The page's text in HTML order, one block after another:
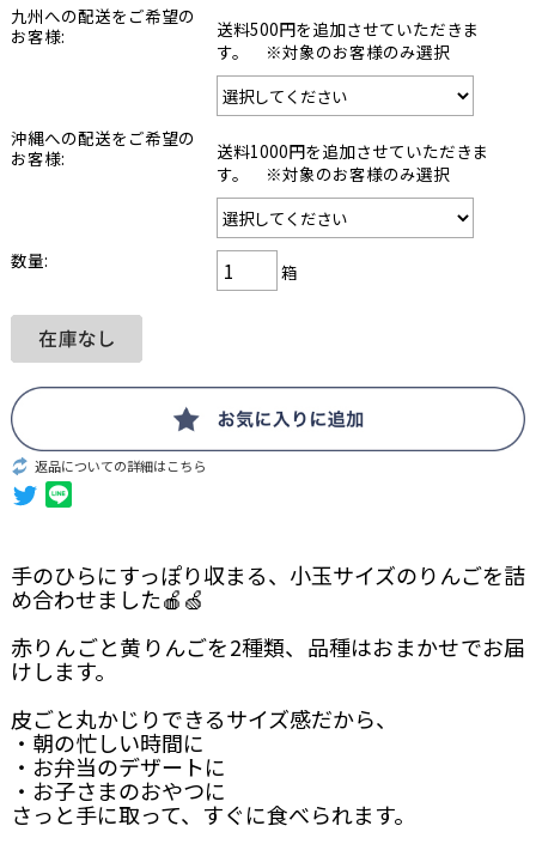
九州への配送をご希望の
お客様:
送料500円を追加させていただきま
す。 ※対象のお客様のみ選択
沖縄への配送をご希望の
お客様:
送料1000円を追加させていただきま
す。 ※対象のお客様のみ選択
数量: 箱
返品についての詳細はこちら
手のひらにすっぽり収まる、小玉サイズのりんごを詰
め合わせました🍎🍏
赤りんごと黄りんごを2種類、品種はおまかせでお届
けします。
皮ごと丸かじりできるサイズ感だから、
・朝の忙しい時間に
・お弁当のデザートに
・お子さまのおやつに
さっと手に取って、すぐに食べられます。